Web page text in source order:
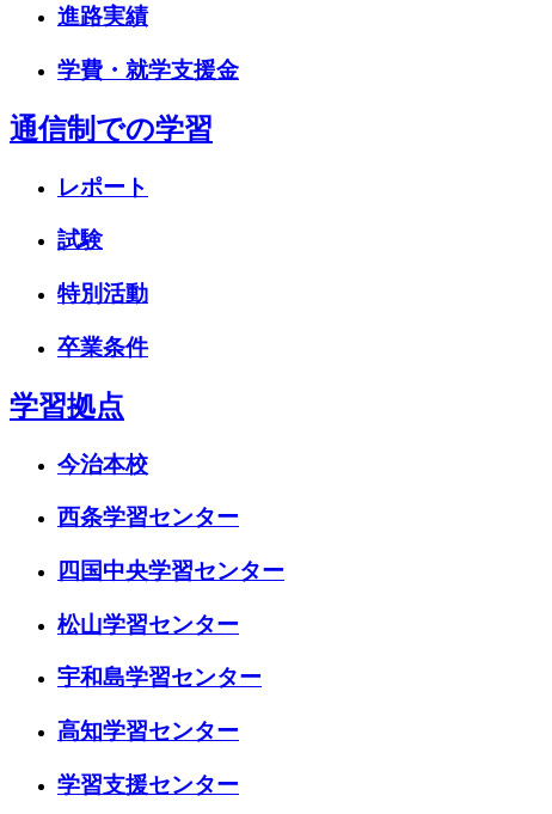
進路実績
学費・就学支援金
通信制での学習
レポート
試験
特別活動
卒業条件
学習拠点
今治本校
西条学習センター
四国中央学習センター
松山学習センター
宇和島学習センター
高知学習センター
学習支援センター